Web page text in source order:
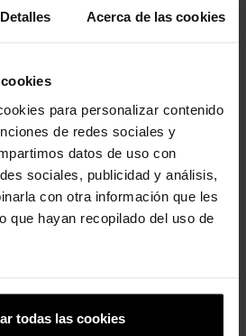
Detalles Acerca de las cookies
para personalizar contenido
de redes sociales y
datos de uso con
sociales, publicidad y análisis,
con otra información que les
que hayan recopilado del uso de
todas las cookies